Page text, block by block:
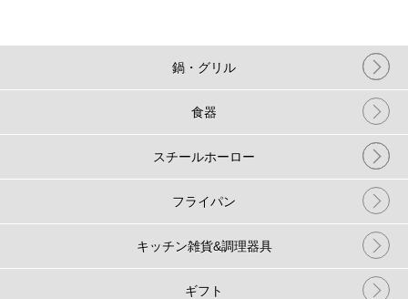
鍋・グリル
食器
スチールホーロー
フライパン
キッチン雑貨&調理器具
ギフト